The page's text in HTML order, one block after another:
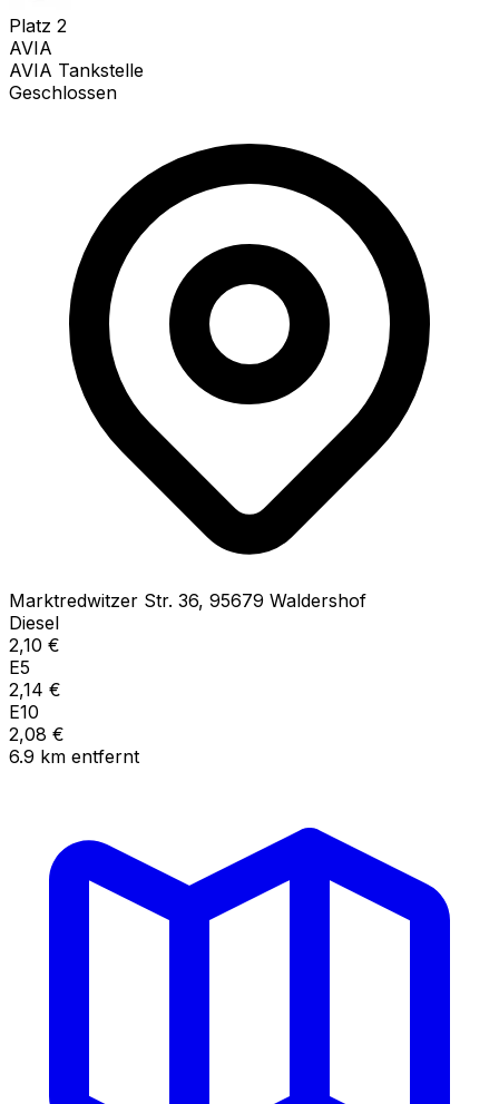
Platz 2
AVIA
AVIA Tankstelle
Geschlossen
Marktredwitzer Str. 36, 95679 Waldershof
Diesel
2,10 €
E5
2,14 €
E10
2,08 €
6.9 km entfernt